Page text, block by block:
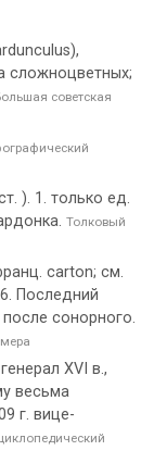
сложноцветных;
советская
). 1. только ед.
Толковый
саrtоn; см.
Последний
сонорного.
XVI в.,
весьма
г. вице-